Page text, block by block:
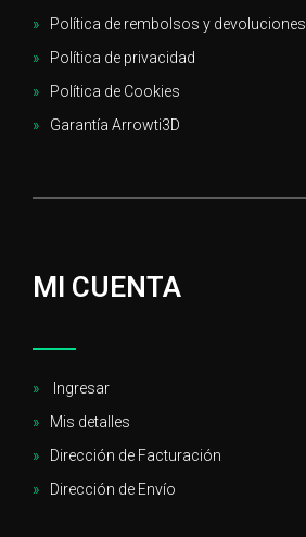
Política de rembolsos y devoluciones
Política de privacidad
Política de Cookies
Garantía Arrowti3D
MI CUENTA
Ingresar
Mis detalles
Dirección de Facturación
Dirección de Envío